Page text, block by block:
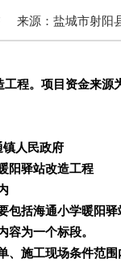
来源： 盐城市射阳
工程。项目资金来
镇人民政府
阳驿站改造工程
包括海通小学暖阳
容为一个标段。
、施工现场条件范